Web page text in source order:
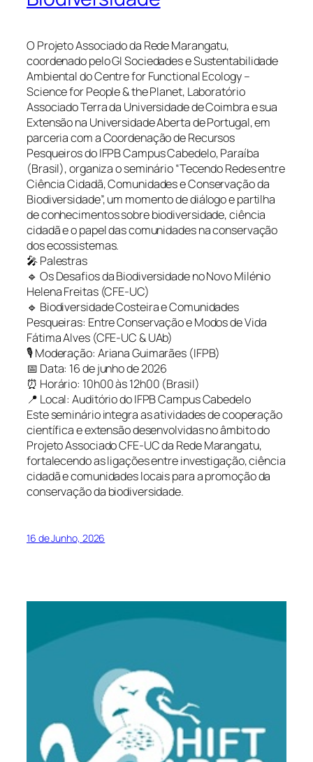
O Projeto Associado da Rede Marangatu,
coordenado pelo GI Sociedades e Sustentabilidade
Ambiental do Centre for Functional Ecology –
Science for People & the Planet, Laboratório
Associado Terra da Universidade de Coimbra e sua
Extensão na Universidade Aberta de Portugal, em
parceria com a Coordenação de Recursos
Pesqueiros do IFPB Campus Cabedelo, Paraíba
(Brasil), organiza o seminário “Tecendo Redes entre
Ciência Cidadã, Comunidades e Conservação da
Biodiversidade”, um momento de diálogo e partilha
de conhecimentos sobre biodiversidade, ciência
cidadã e o papel das comunidades na conservação
dos ecossistemas.
🎤 Palestras
🔹 Os Desafios da Biodiversidade no Novo Milénio
Helena Freitas (CFE-UC)
🔹 Biodiversidade Costeira e Comunidades
Pesqueiras: Entre Conservação e Modos de Vida
Fátima Alves (CFE-UC & UAb)
🎙️ Moderação: Ariana Guimarães (IFPB)
📅 Data: 16 de junho de 2026
⏰ Horário: 10h00 às 12h00 (Brasil)
📍 Local: Auditório do IFPB Campus Cabedelo
Este seminário integra as atividades de cooperação
científica e extensão desenvolvidas no âmbito do
Projeto Associado CFE-UC da Rede Marangatu,
fortalecendo as ligações entre investigação, ciência
cidadã e comunidades locais para a promoção da
conservação da biodiversidade.
16 de Junho, 2026